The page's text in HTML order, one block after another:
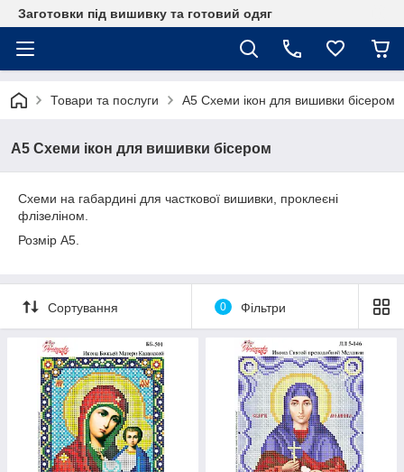
Заготовки під вишивку та готовий одяг
Товари та послуги А5 Схеми ікон для вишивки бісером
А5 Схеми ікон для вишивки бісером
Схеми на габардині для часткової вишивки, проклеєні
флізеліном.
Розмір А5.
Сортування 0 Фільтри